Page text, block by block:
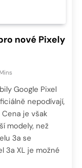
nové Pixely
Google Pixel
nepodívají,
je však
modely, než
3a se
3a XL je možné